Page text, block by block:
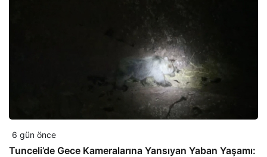
6 gün önce
Tunceli’de Gece Kameralarına Yansıyan Yaban Yaşamı: